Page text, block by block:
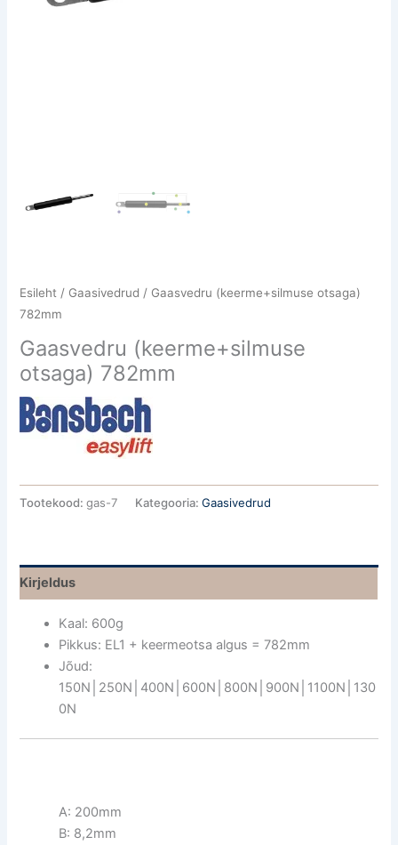
Esileht / Gaasivedrud / Gaasvedru (keerme+silmuse otsaga)
782mm
Gaasvedru (keerme+silmuse
otsaga) 782mm
Tootekood:gas-7 Kategooria:Gaasivedrud
Kirjeldus
Kaal: 600g
Pikkus: EL1 + keermeotsa algus = 782mm
Jõud:
150N│250N│400N│600N│800N│900N│1100N│130
0N
A: 200mm
B: 8,2mm